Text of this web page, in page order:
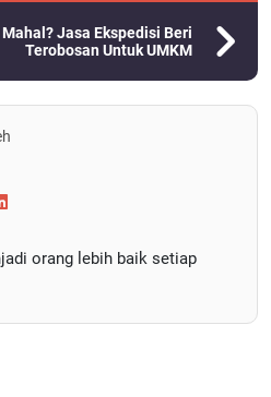
Jasa Ekspedisi Beri
Terobosan Untuk UMKM
orang lebih baik setiap